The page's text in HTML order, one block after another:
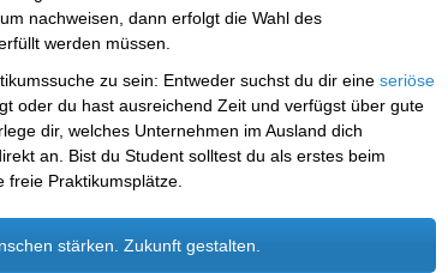
nachweisen, dann erfolgt die Wahl des
werden müssen.
zu sein: Entweder suchst du dir eine seriöse
oder du hast ausreichend Zeit und verfügst über gute
dir, welches Unternehmen im Ausland dich
an. Bist du Student solltest du als erstes beim
Praktikumsplätze.
stärken. Zukunft gestalten.